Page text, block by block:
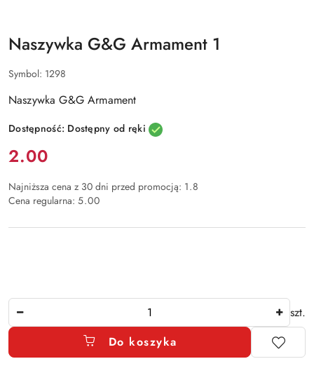
Naszywka G&G Armament 1
Symbol: 1298
Naszywka G&G Armament
Dostępność: Dostępny od ręki
Cena:
2.00
Najniższa cena z 30 dni przed promocją: 1.8
Cena regularna: 5.00
szt.
Do koszyka